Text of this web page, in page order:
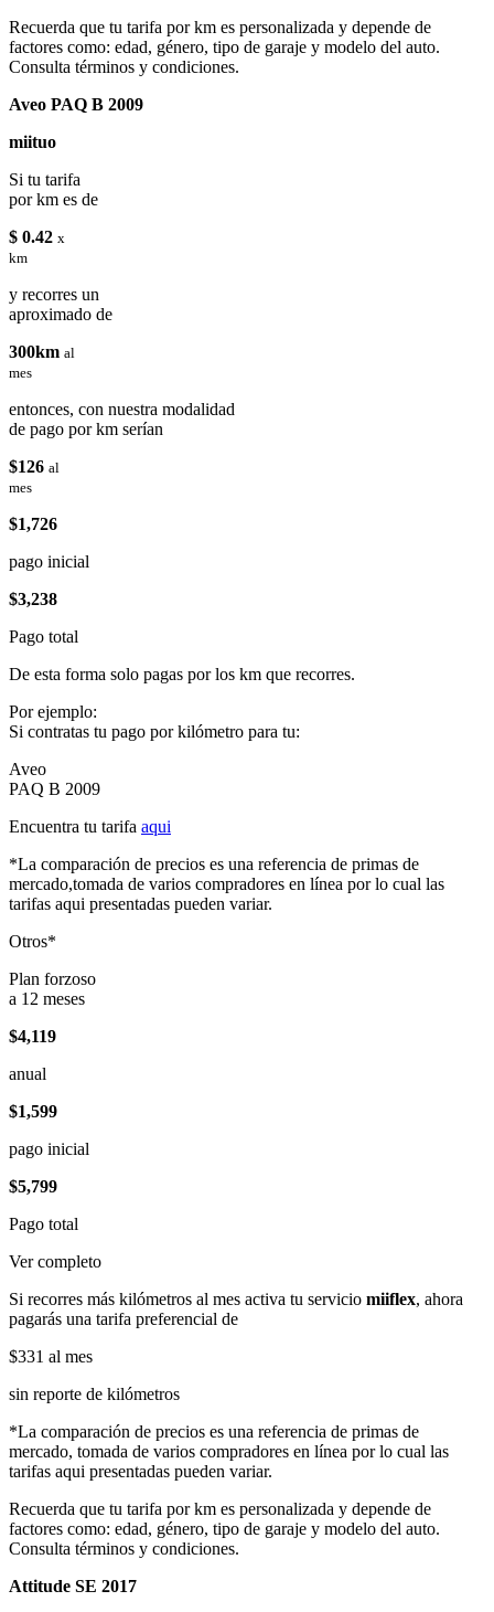
Recuerda que tu tarifa por km es personalizada y depende de
factores como: edad, género, tipo de garaje y modelo del auto.
Consulta términos y condiciones.
Aveo PAQ B 2009
miituo
Si tu tarifa
por km es de
$ 0.42 x
km
y recorres un
aproximado de
300km al
mes
entonces, con nuestra modalidad
de pago por km serían
$126 al
mes
$1,726
pago inicial
$3,238
Pago total
De esta forma solo pagas por los km que recorres.
Por ejemplo:
Si contratas tu pago por kilómetro para tu:
Aveo
PAQ B 2009
Encuentra tu tarifa aqui
*La comparación de precios es una referencia de primas de
mercado,tomada de varios compradores en línea por lo cual las
tarifas aqui presentadas pueden variar.
Otros*
Plan forzoso
a 12 meses
$4,119
anual
$1,599
pago inicial
$5,799
Pago total
Ver completo
Si recorres más kilómetros al mes activa tu servicio miiflex, ahora
pagarás una tarifa preferencial de
$331 al mes
sin reporte de kilómetros
*La comparación de precios es una referencia de primas de
mercado, tomada de varios compradores en línea por lo cual las
tarifas aqui presentadas pueden variar.
Recuerda que tu tarifa por km es personalizada y depende de
factores como: edad, género, tipo de garaje y modelo del auto.
Consulta términos y condiciones.
Attitude SE 2017